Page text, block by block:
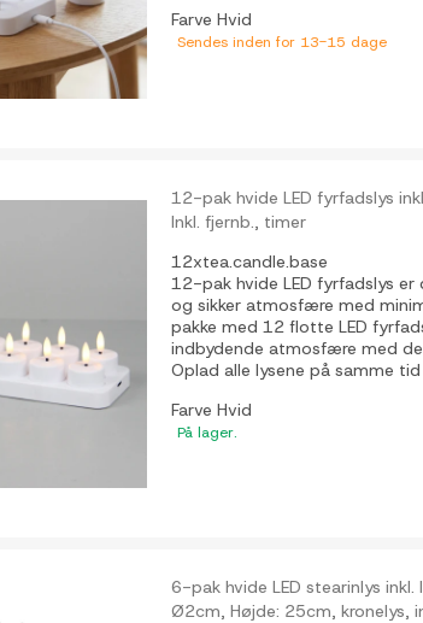
FarveHvid
Sendes inden for 13-15 dage
12-pak hvide LED fyrfadslys
Inkl. fjernb., timer
12xtea.candle.base
12-pak hvide LED fyrfadslys
og sikker atmosfære med
pakke med 12 flotte LED
indbydende atmosfære med
Oplad alle lysene på samme
FarveHvid
På lager.
6-pak hvide LED stearinlys inkl.
Ø2cm, Højde: 25cm, kronelys,